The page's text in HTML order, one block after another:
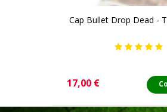
Cap Bullet Drop Dead -
Precio
17,00 €